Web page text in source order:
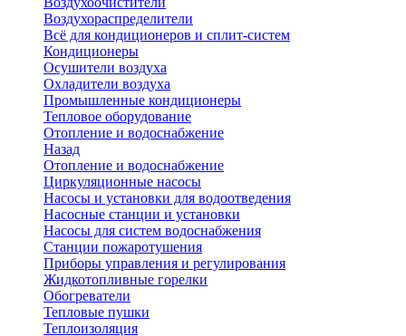
Воздухораспределители
Всё для кондиционеров и сплит-систем
Кондиционеры
Осушители воздуха
Охладители воздуха
Промышленные кондиционеры
Тепловое оборудование
Отопление и водоснабжение
Назад
Отопление и водоснабжение
Циркуляционные насосы
Насосы и установки для водоотведения
Насосные станции и установки
Насосы для систем водоснабжения
Станции пожаротушения
Приборы управления и регулирования
Жидкотопливные горелки
Обогреватели
Тепловые пушки
Теплоизоляция